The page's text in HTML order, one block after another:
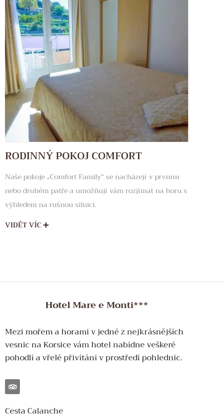
RODINNÝ POKOJ COMFORT
Naše pokoje „Comfort Family“ se nacházejí v prvním
nebo druhém patře a umožňují vám rozjímat na horu s
výhledem na rušnou silnici.
VIDĚT VÍC
Hotel Mare e Monti***
Mezi mořem a horami v jedné z nejkrásnějších
vesnic na Korsice vám hotel nabídne veškeré
pohodlí a vřelé přivítání v prostředí pohlednic.
Cesta Calanche